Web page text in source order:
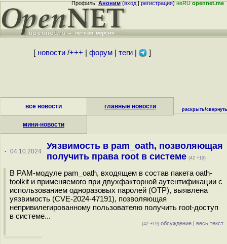
Профиль:Аноним(вход|регистрация)неRUopennet.me
[ новости/+++ форум| теги| ]
все новости главные новости
мини-новости
раскрыть/свернуть
· 04.10.2024
Уязвимость в pam_oath, позволяющая
получить права root в системе (42 +19)
В PAM-модуле pam_oath, входящем в состав пакета oath-
toolkit и применяемого при двухфакторной аутентификации с
использованием одноразовых паролей (OTP), выявлена
уязвимость (CVE-2024-47191), позволяющая
непривилегированному пользователю получить root-доступ
в системе...
(42 +19) обсуждение | весь текст